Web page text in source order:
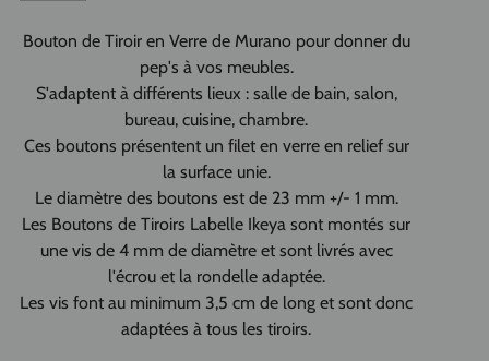
Bouton de Tiroir en Verre de Murano pour donner du
pep's à vos meubles.
S'adaptent à différents lieux : salle de bain, salon,
bureau, cuisine, chambre.
Ces boutons présentent un filet en verre en relief sur
la surface unie.
Le diamètre des boutons est de 23 mm +/- 1 mm.
Les Boutons de Tiroirs Labelle Ikeya sont montés sur
une vis de 4 mm de diamètre et sont livrés avec
l'écrou et la rondelle adaptée.
Les vis font au minimum 3,5 cm de long et sont donc
adaptées à tous les tiroirs.